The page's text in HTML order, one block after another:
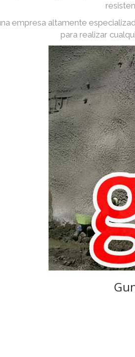
empresa altamente
para realizar